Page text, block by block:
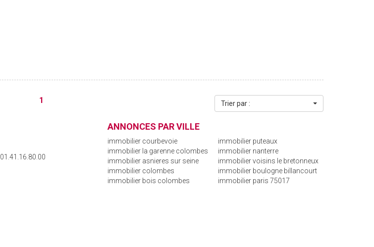
1 Trier par :
01.41.16.80.00
ANNONCES PAR VILLE
immobilier courbevoie
immobilier la garenne colombes
immobilier asnieres sur seine
immobilier colombes
immobilier bois colombes
immobilier puteaux
immobilier nanterre
immobilier voisins le bretonneux
immobilier boulogne billancourt
immobilier paris 75017